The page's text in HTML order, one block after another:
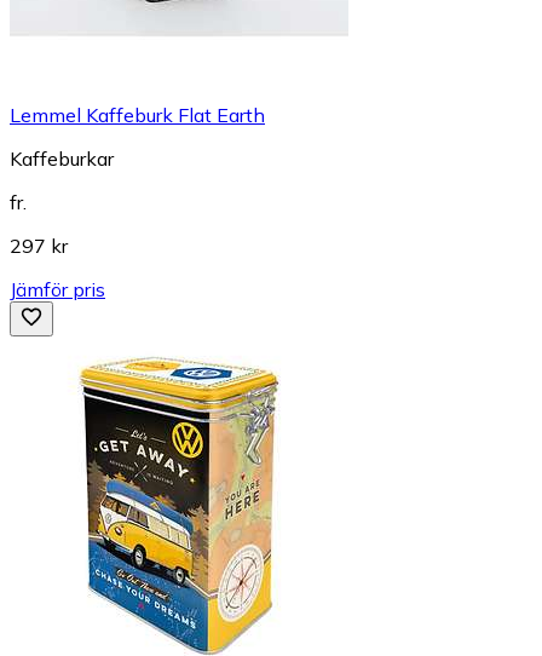
Lemmel Kaffeburk Flat Earth
Kaffeburkar
fr.
297 kr
Jämför pris